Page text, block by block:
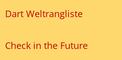
Dart Weltrangliste
Check in the Future